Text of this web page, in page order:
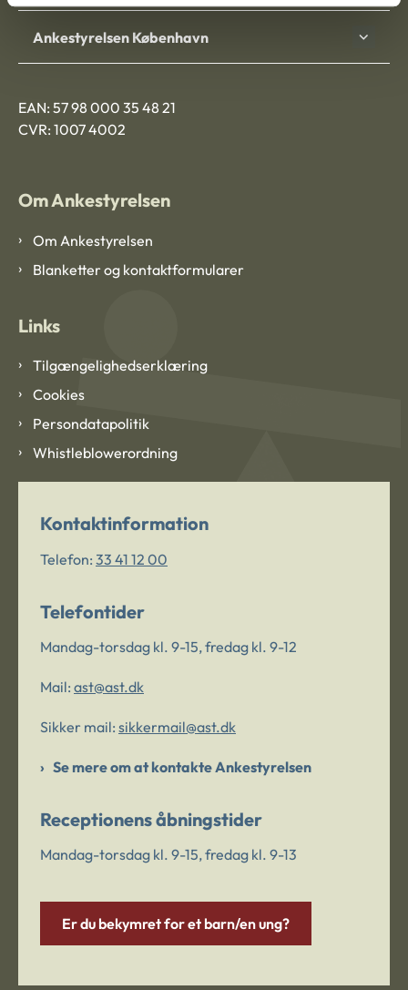
Ankestyrelsen København
EAN: 57 98 000 35 48 21
CVR: 1007 4002
Om Ankestyrelsen
Om Ankestyrelsen
Blanketter og kontaktformularer
Links
Tilgængelighedserklæring
Cookies
Persondatapolitik
Whistleblowerordning
Kontaktinformation
Telefon: 33 41 12 00
Telefontider
Mandag-torsdag kl. 9-15, fredag kl. 9-12
Mail: ast@ast.dk
Sikker mail: sikkermail@ast.dk
Se mere om at kontakte Ankestyrelsen
Receptionens åbningstider
Mandag-torsdag kl. 9-15, fredag kl. 9-13
Er du bekymret for et barn/en ung?